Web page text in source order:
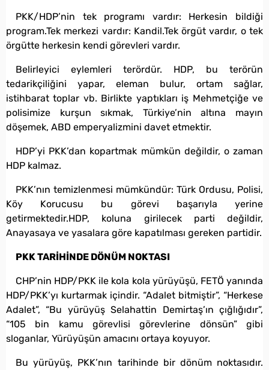
PKK/HDP’nin tek programı vardır: Herkesin bildiği
program.Tek merkezi vardır: Kandil.Tek örgüt vardır, o tek
örgütte herkesin kendi görevleri vardır.
Belirleyici eylemleri terördür. HDP, bu terörün
tedarikçiliğini yapar, eleman bulur, ortam sağlar,
istihbarat toplar vb. Birlikte yaptıkları iş Mehmetçiğe ve
polisimize kurşun sıkmak, Türkiye’nin altına mayın
döşemek, ABD emperyalizmini davet etmektir.
HDP’yi PKK’dan kopartmak mümkün değildir, o zaman
HDP kalmaz.
PKK’nın temizlenmesi mümkündür: Türk Ordusu, Polisi,
Köy Korucusu bu görevi başarıyla yerine
getirmektedir.HDP, koluna girilecek parti değildir,
Anayasaya ve yasalara göre kapatılması gereken partidir.
PKK TARİHİNDE DÖNÜM NOKTASI
CHP’nin HDP/PKK ile kola kola yürüyüşü, FETÖ yanında
HDP/PKK’yı kurtarmak içindir. “Adalet bitmiştir”, “Herkese
Adalet”, “Bu yürüyüş Selahattin Demirtaş’ın çığlığıdır”,
“105 bin kamu görevlisi görevlerine dönsün” gibi
sloganlar, Yürüyüşün amacını ortaya koyuyor.
Bu yürüyüş, PKK’nın tarihinde bir dönüm noktasıdır.